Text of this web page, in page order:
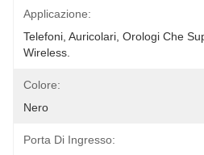
Applicazione:
Telefoni, Auricolari, Orologi Che
Wireless.
Colore:
Nero
Porta Di Ingresso: